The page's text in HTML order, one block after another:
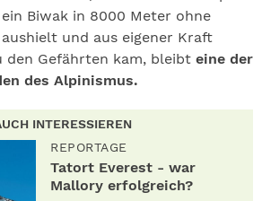
Biwak in 8000 Meter ohne
und aus eigener Kraft
Gefährten kam, bleibt eine der
des Alpinismus.
INTERESSIEREN
REPORTAGE
Tatort Everest - war
Mallory erfolgreich?